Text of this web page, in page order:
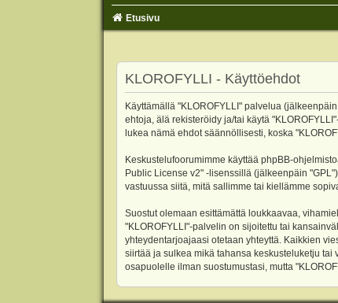
Etusivu
KLOROFYLLI - Käyttöehdot
Käyttämällä "KLOROFYLLI" palvelua
ehtoja, älä rekisteröidy ja/tai käytä
lukea nämä ehdot säännöllisesti, koska
Keskustelufoorumimme käyttää phpBB-
Public License v2" -lisenssillä (jälkeenpäin
vastuussa siitä, mitä sallimme tai kiellämme
Suostut olemaan esittämättä loukkaavaa,
"KLOROFYLLI"-palvelin on sijoitettu tai
yhteydentarjoajaasi otetaan yhteyttä. Kaikkien
siirtää ja sulkea mikä tahansa keskusteluketju
osapuolelle ilman suostumustasi, mutta